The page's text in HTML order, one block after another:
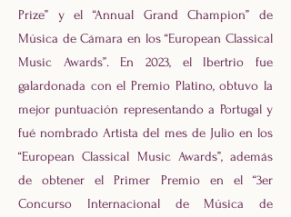
Prize” y el “Annual Grand Champion” de
Música de Cámara en los “European Classical
Music Awards”. En 2023, el Ibertrio fue
galardonada con el Premio Platino, obtuvo la
mejor puntuación representando a Portugal y
fué nombrado Artista del mes de Julio en los
“European Classical Music Awards”, además
de obtener el Primer Premio en el “3er
Concurso Internacional de Música de